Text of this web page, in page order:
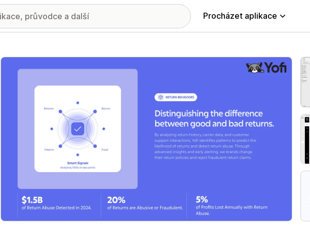
Procházet aplikace
Galerie propagovaných obrázků